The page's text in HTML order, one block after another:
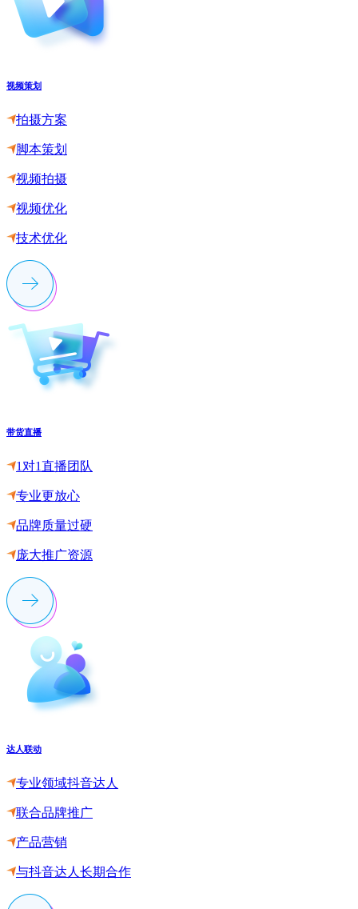
视频策划
拍摄方案
脚本策划
视频拍摄
视频优化
技术优化
带货直播
1对1直播团队
专业更放心
品牌质量过硬
庞大推广资源
达人联动
专业领域抖音达人
联合品牌推广
产品营销
与抖音达人长期合作